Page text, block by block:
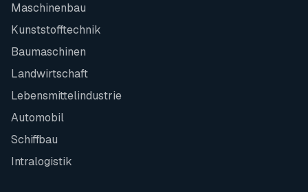
Maschinenbau
Kunststofftechnik
Baumaschinen
Landwirtschaft
Lebensmittelindustrie
Automobil
Schiffbau
Intralogistik